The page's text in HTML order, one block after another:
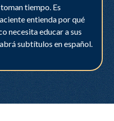
tiempo. Es
entienda por qué
necesita educar a sus
subtítulos en español.